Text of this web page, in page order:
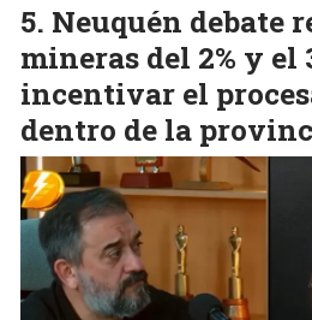
Neuquén debate
mineras del 2% y el
incentivar el
dentro de la